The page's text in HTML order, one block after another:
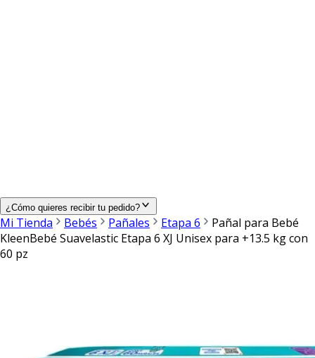
¿Cómo quieres recibir tu pedido?
Mi Tienda Bebés Pañales Etapa 6
Pañal para Bebé
KleenBebé Suavelastic Etapa 6 XJ Unisex para +13.5 kg con
60 pz